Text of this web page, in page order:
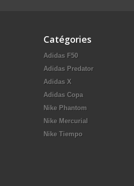
Catégories
Adidas F50
Adidas Predator
Adidas X
Adidas Copa
Nike Phantom
Nike Mercurial
Nike Tiempo